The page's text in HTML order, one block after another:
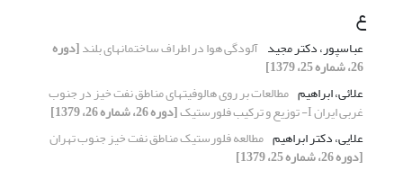
ع
عباسپور، دکتر مجید آلودگی هوا در اطراف ساختمانهای بلند[دوره
26، شماره 25، 1379]
علائی، ابراهیم مطالعات بر روی هالوفیتهای مناطق نفت خیز در جنوب
غربی ایران I- توزیع و ترکیب فلورستیک
[دوره 26، شماره 26، 1379]
علایی، دکتر ابراهیم مطالعه فلورستیک مناطق نفت خیز جنوب تهران
[دوره 26، شماره 25، 1379]